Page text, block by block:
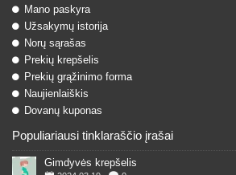
Mano paskyra
Užsakymų istorija
Norų sąrašas
Prekių krepšelis
Prekių grąžinimo forma
Naujienlaiškis
Dovanų kuponas
Populiariausi tinklaraščio įrašai
Gimdyvės krepšelis